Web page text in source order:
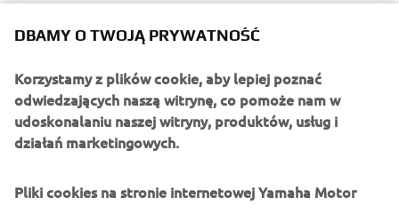
sterowego i przemyślanym wnętrzem, zapewniającym
przebywają cały rok na pokładzie, które regularnie
podróżują i szukają mocnych wrażeń. Oferta XO to łodzie
kabinowe, jednostki z otwartym pokładem oraz
crossovery, które sprawdzą się w wymagających
bezpieczeństwo w każdych warunkach i szukają
nowoczesnych produktów zapewniających nutę luksusu na
DBAMY O TWOJĄ PRYWATNOŚĆ
Korzystamy z plików cookie, aby lepiej poznać
odwiedzających naszą witrynę, co pomoże nam w
udoskonalaniu naszej witryny, produktów, usług i
działań marketingowych.
Pliki cookies na stronie internetowej Yamaha Motor